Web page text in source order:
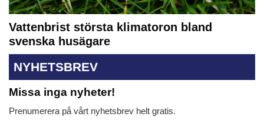
Vattenbrist största klimatoron bland
svenska husägare
NYHETSBREV
Missa inga nyheter!
Prenumerera på vårt nyhetsbrev helt gratis.